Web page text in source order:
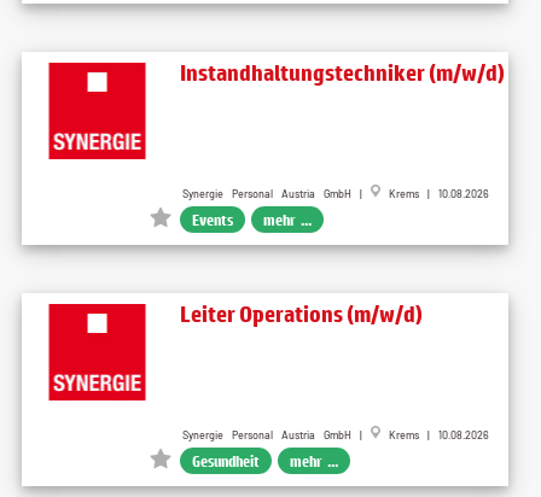
Instandhaltungstechniker (m/w/d)
Synergie Personal Austria GmbH | Krems | 10.08.2026
Events mehr ...
Leiter Operations (m/w/d)
Synergie Personal Austria GmbH | Krems | 10.08.2026
Gesundheit mehr ...